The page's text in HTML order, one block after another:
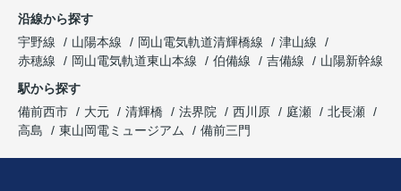
沿線から探す
宇野線
山陽本線 岡山電気軌道清輝橋線
津山線
赤穂線
岡山電気軌道東山本線 伯備線 吉備線
山陽新幹線
駅から探す
備前西市
大元 清輝橋 法界院 西川原 庭瀬
北長瀬
高島
東山岡電ミュージアム 備前三門